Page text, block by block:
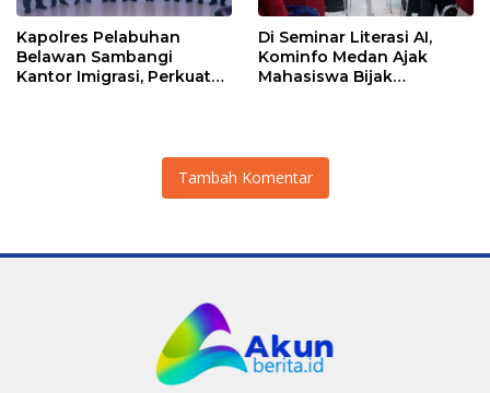
Kapolres Pelabuhan
Belawan Sambangi
Kantor Imigrasi, Perkuat
Di Seminar Literasi AI,
Kominfo Medan Ajak
Mahasiswa Bijak
Tambah Komentar